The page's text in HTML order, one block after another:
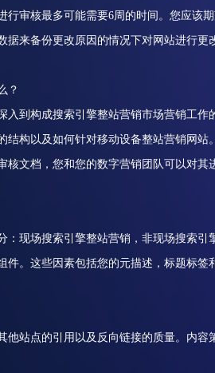
行审核最多可能需要6周的时间。您应该
来备份更改原因的情况下对网站进行更
？
入到构成搜索引擎整站营销市场营销工
结构以及如何针对移动设备整站营销网
核文档，您和您的数字营销团队可以对
：现场搜索引擎整站营销，非现场搜索
件。这些因素包括您的元描述，标题标
他站点的引用以及反向链接的质量。内